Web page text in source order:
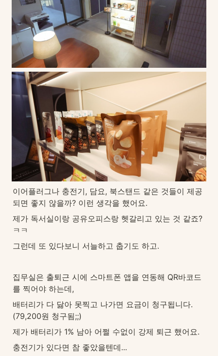
이어플러그나 충전기, 담요, 북스탠드 같은 것들이 제공
되면 좋지 않을까? 이런 생각을 했어요.
제가 독서실이랑 공유오피스랑 헷갈리고 있는 것 같죠?
ㅋㅋ
그런데 또 있다보니 서늘하고 춥기도 하고.
집무실은 출퇴근 시에 스마트폰 앱을 연동해 QR바코드
를 찍어야 하는데,
배터리가 다 닳아 못찍고 나가면 요금이 청구됩니다.
(79,200원 청구됨;;)
제가 배터리가 1% 남아 어쩔 수없이 강제 퇴근 했어요.
충전기가 있다면 참 좋았을텐데...